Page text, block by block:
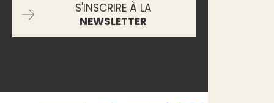
S'INSCRIRE À LA
NEWSLETTER